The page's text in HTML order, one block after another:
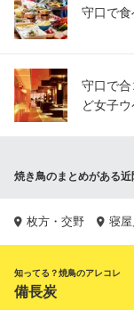
守口で
守口で
ど女子
焼き鳥のまとめがある近
枚方・交野 寝屋
知ってる？焼鳥のアレコレ
備長炭